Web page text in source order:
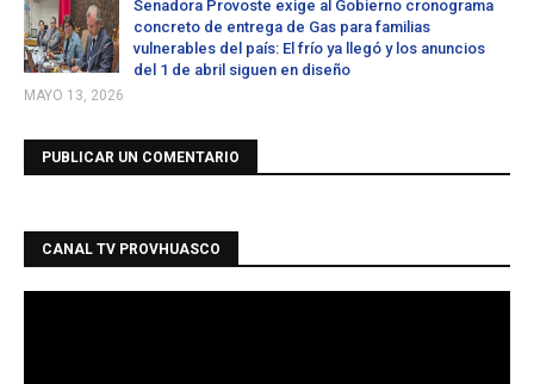
Senadora Provoste exige al Gobierno cronograma
concreto de entrega de Gas para familias
vulnerables del país: El frío ya llegó y los anuncios
del 1 de abril siguen en diseño
MAYO 13, 2026
PUBLICAR UN COMENTARIO
CANAL TV PROVHUASCO